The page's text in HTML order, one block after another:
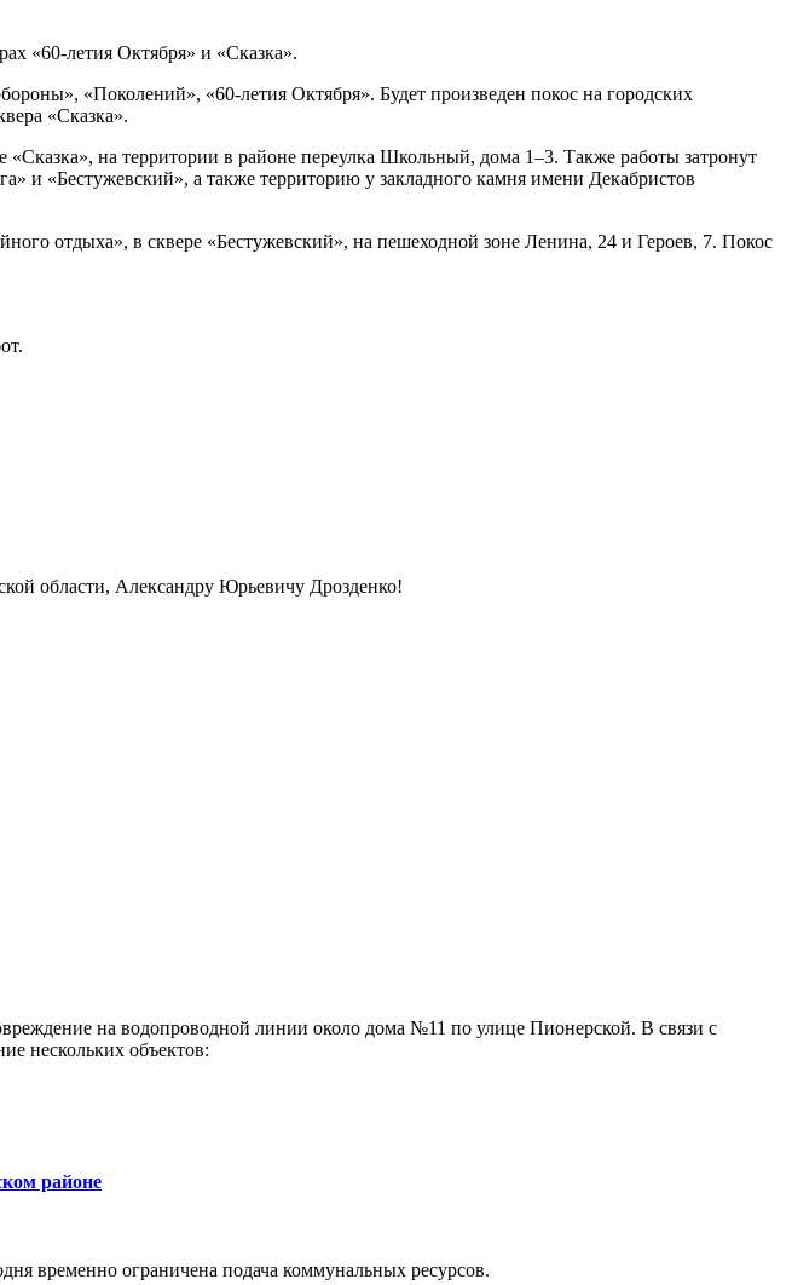
«60-летия Октября» и «Сказка».
«Поколений», «60-летия Октября». Будет произведен покос на городских
«Сказка».
на территории в районе переулка Школьный, дома 1–3. Также работы затронут
и «Бестужевский», а также территорию у закладного камня имени Декабристов
отдыха», в сквере «Бестужевский», на пешеходной зоне Ленина, 24 и Героев, 7. Покос
области, Александру Юрьевичу Дрозденко!
на водопроводной линии около дома №11 по улице Пионерской. В связи с
нескольких объектов:
районе
временно ограничена подача коммунальных ресурсов.